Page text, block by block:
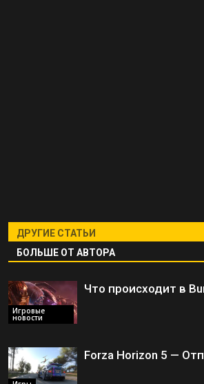
ДРУГИЕ СТАТЬИ
БОЛЬШЕ ОТ АВТОРА
Игровые
новости
Что происходит в
Forza Horizon 5 —